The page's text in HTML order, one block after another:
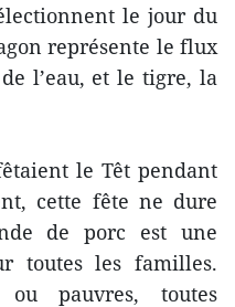
le jour du
représente le flux
l’eau, et le tigre, la
le Têt pendant
cette fête ne dure
de porc est une
toutes les familles.
ou pauvres, toutes